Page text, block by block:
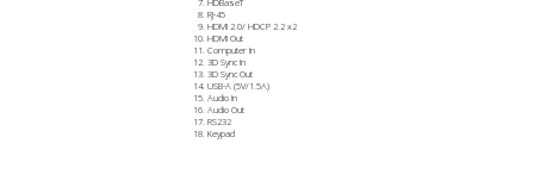
HDBaseT
RJ-45
HDMI 2.0/ HDCP 2.2 x2
HDMI Out
Computer In
3D Sync In
3D Sync Out
USB-A (5V/1.5A)
Audio In
Audio Out
RS232
Keypad